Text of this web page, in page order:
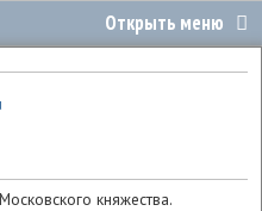
княжества.